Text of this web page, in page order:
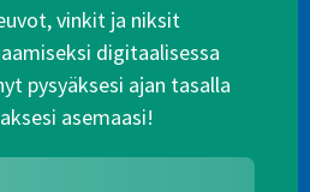
vinkit ja niksit
digitaalisessa
pysyäksesi ajan tasalla
asemaasi!